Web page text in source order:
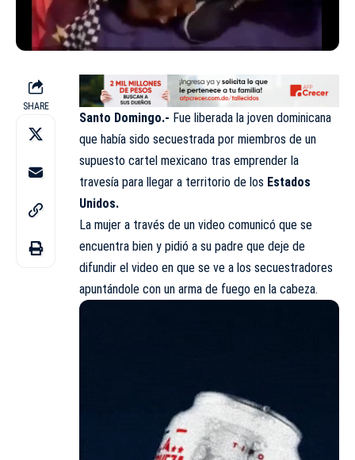
SHARE
Santo Domingo.- Fue liberada la joven dominicana
que había sido secuestrada por miembros de un
supuesto cartel mexicano tras emprender la
travesía para llegar a territorio de los Estados
Unidos.
La mujer a través de un video comunicó que se
encuentra bien y pidió a su padre que deje de
difundir el video en que se ve a los secuestradores
apuntándole con un arma de fuego en la cabeza.